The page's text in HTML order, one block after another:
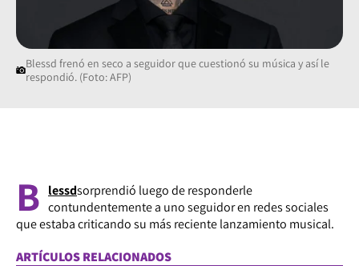
Blessd frenó en seco a seguidor que cuestionó su música y así le
respondió. (Foto: AFP)
B lessdsorprendió luego de responderle
contundentemente a uno seguidor en redes sociales
que estaba criticando su más reciente lanzamiento musical.
ARTÍCULOS RELACIONADOS